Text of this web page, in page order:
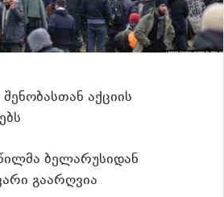
აქციის
ბელარუსიდან
გაარღვია